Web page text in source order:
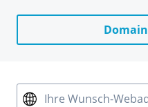
Ihre Wunsch-